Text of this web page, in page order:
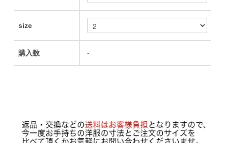
size
購入数 -